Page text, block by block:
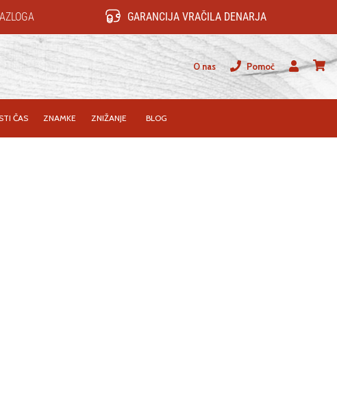
GARANCIJA VRAČILA DENARJA
O nas
Pomoč
Uporabnik
ČAS ZNAMKE ZNIŽANJE BLOG